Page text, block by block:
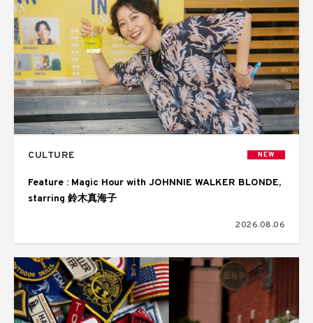
CULTURE NEW
Feature : Magic Hour with JOHNNIE WALKER BLONDE,
starring 鈴木真海子
2026.08.06